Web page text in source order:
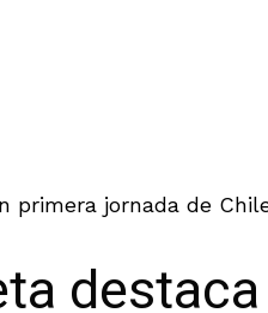
primera jornada de